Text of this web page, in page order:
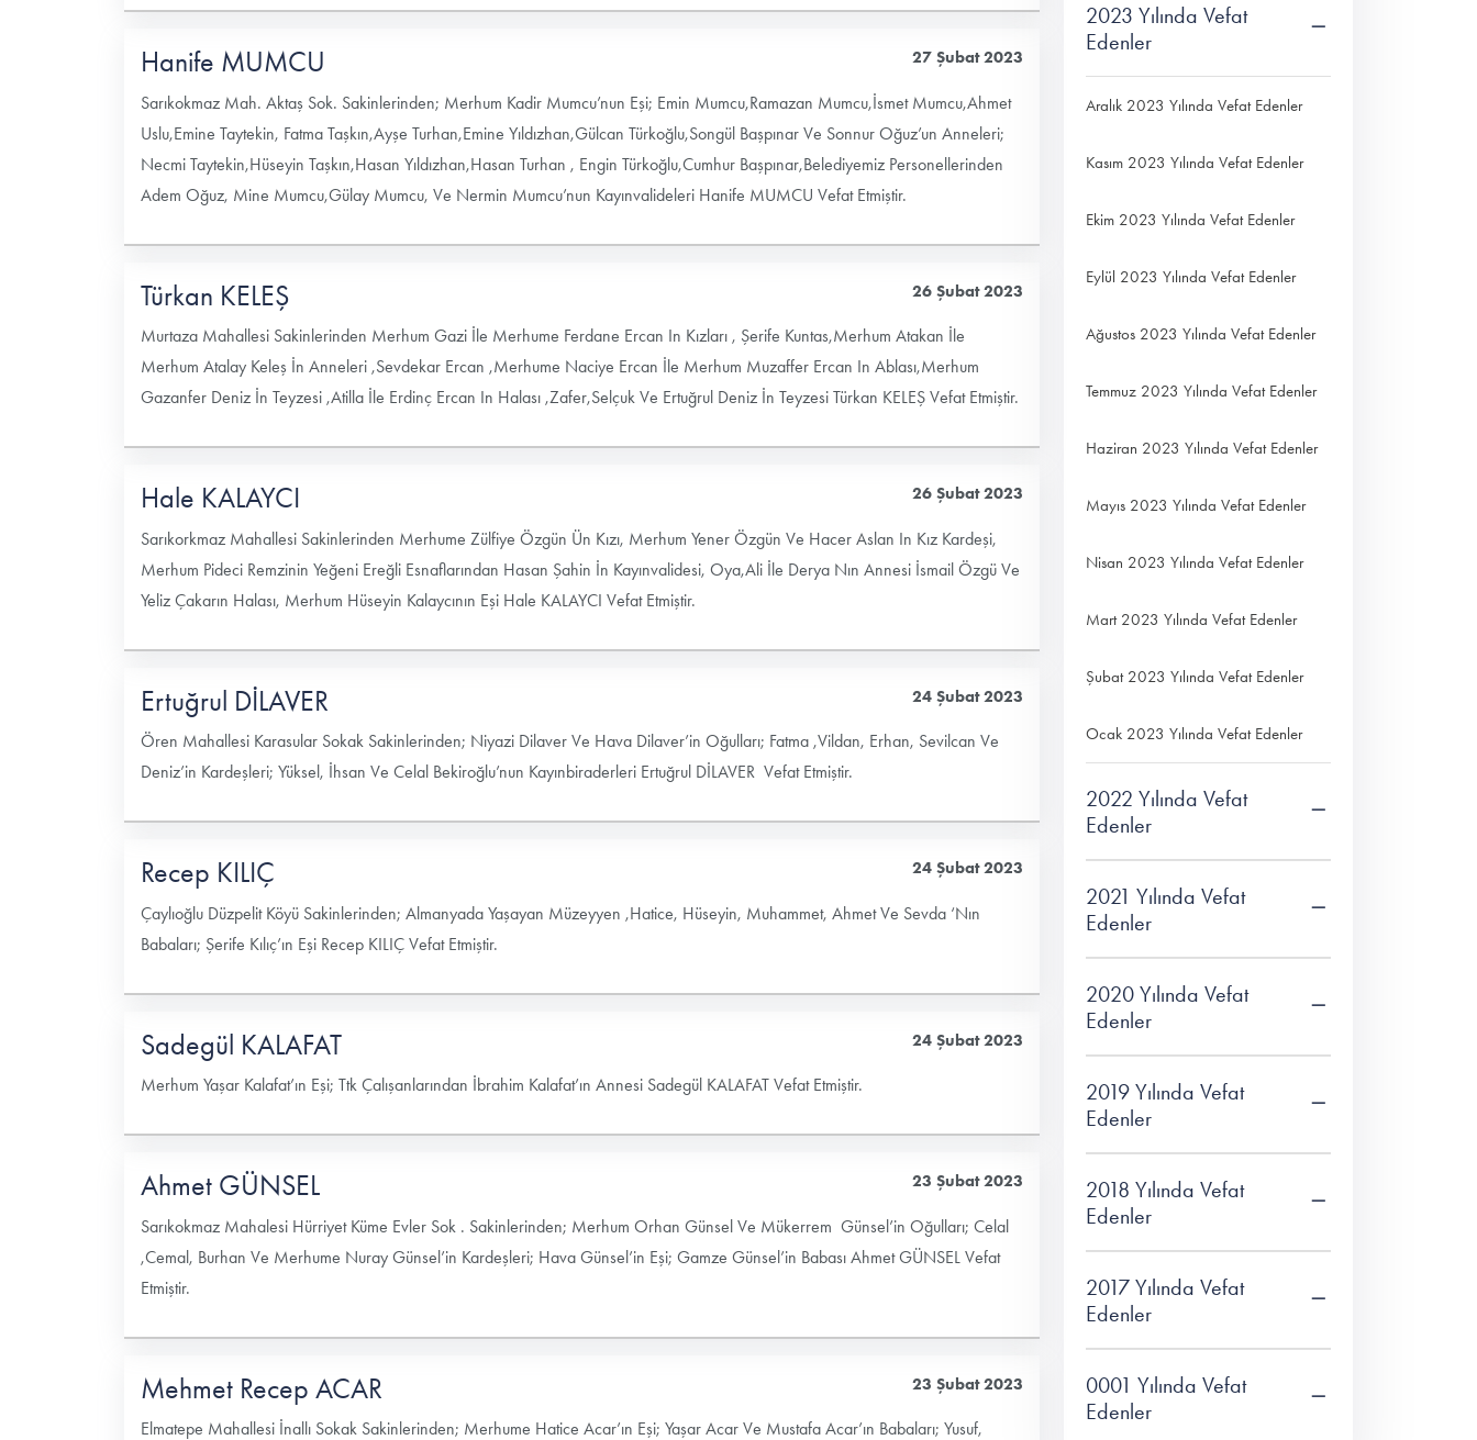
Hanife MUMCU 27 Şubat 2023
Sarıkokmaz Mah. Aktaş Sok. Sakinlerinden; Merhum Kadir Mumcu’nun Eşi; Emin Mumcu,Ramazan Mumcu,İsmet Mumcu,Ahmet
Uslu,Emine Taytekin, Fatma Taşkın,Ayşe Turhan,Emine Yıldızhan,Gülcan Türkoğlu,Songül Başpınar Ve Sonnur Oğuz’un Anneleri;
Necmi Taytekin,Hüseyin Taşkın,Hasan Yıldızhan,Hasan Turhan , Engin Türkoğlu,Cumhur Başpınar,Belediyemiz Personellerinden
Adem Oğuz, Mine Mumcu,Gülay Mumcu, Ve Nermin Mumcu’nun Kayınvalideleri Hanife MUMCU Vefat Etmiştir.
Türkan KELEŞ 26 Şubat 2023
Murtaza Mahallesi Sakinlerinden Merhum Gazi İle Merhume Ferdane Ercan In Kızları , Şerife Kuntas,Merhum Atakan İle
Merhum Atalay Keleş İn Anneleri ,Sevdekar Ercan ,Merhume Naciye Ercan İle Merhum Muzaffer Ercan In Ablası,Merhum
Gazanfer Deniz İn Teyzesi ,Atilla İle Erdinç Ercan In Halası ,Zafer,Selçuk Ve Ertuğrul Deniz İn Teyzesi Türkan KELEŞ Vefat Etmiştir.
Hale KALAYCI 26 Şubat 2023
Sarıkorkmaz Mahallesi Sakinlerinden Merhume Zülfiye Özgün Ün Kızı, Merhum Yener Özgün Ve Hacer Aslan In Kız Kardeşi,
Merhum Pideci Remzinin Yeğeni Ereğli Esnaflarından Hasan Şahin İn Kayınvalidesi, Oya,Ali İle Derya Nın Annesi İsmail Özgü Ve
Yeliz Çakarın Halası, Merhum Hüseyin Kalaycının Eşi Hale KALAYCI Vefat Etmiştir.
Ertuğrul DİLAVER 24 Şubat 2023
Ören Mahallesi Karasular Sokak Sakinlerinden; Niyazi Dilaver Ve Hava Dilaver’in Oğulları; Fatma ,Vildan, Erhan, Sevilcan Ve
Deniz’in Kardeşleri; Yüksel, İhsan Ve Celal Bekiroğlu’nun Kayınbiraderleri Ertuğrul DİLAVER Vefat Etmiştir.
Recep KILIÇ 24 Şubat 2023
Çaylıoğlu Düzpelit Köyü Sakinlerinden; Almanyada Yaşayan Müzeyyen ,Hatice, Hüseyin, Muhammet, Ahmet Ve Sevda ‘Nın
Babaları; Şerife Kılıç’ın Eşi Recep KILIÇ Vefat Etmiştir.
Sadegül KALAFAT 24 Şubat 2023
Merhum Yaşar Kalafat’ın Eşi; Ttk Çalışanlarından İbrahim Kalafat’ın Annesi Sadegül KALAFAT Vefat Etmiştir.
Ahmet GÜNSEL 23 Şubat 2023
Sarıkokmaz Mahalesi Hürriyet Küme Evler Sok . Sakinlerinden; Merhum Orhan Günsel Ve Mükerrem Günsel’in Oğulları; Celal
,Cemal, Burhan Ve Merhume Nuray Günsel’in Kardeşleri; Hava Günsel’in Eşi; Gamze Günsel’in Babası Ahmet GÜNSEL Vefat
Etmiştir.
Mehmet Recep ACAR 23 Şubat 2023
Elmatepe Mahallesi İnallı Sokak Sakinlerinden; Merhume Hatice Acar’ın Eşi; Yaşar Acar Ve Mustafa Acar’ın Babaları; Yusuf,
2023 Yılında Vefat
Edenler
Aralık 2023 Yılında Vefat Edenler
Kasım 2023 Yılında Vefat Edenler
Ekim 2023 Yılında Vefat Edenler
Eylül 2023 Yılında Vefat Edenler
Ağustos 2023 Yılında Vefat Edenler
Temmuz 2023 Yılında Vefat Edenler
Haziran 2023 Yılında Vefat Edenler
Mayıs 2023 Yılında Vefat Edenler
Nisan 2023 Yılında Vefat Edenler
Mart 2023 Yılında Vefat Edenler
Şubat 2023 Yılında Vefat Edenler
Ocak 2023 Yılında Vefat Edenler
2022 Yılında Vefat
Edenler
2021 Yılında Vefat
Edenler
2020 Yılında Vefat
Edenler
2019 Yılında Vefat
Edenler
2018 Yılında Vefat
Edenler
2017 Yılında Vefat
Edenler
0001 Yılında Vefat
Edenler